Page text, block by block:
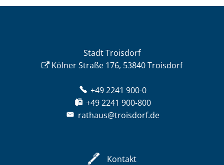
Stadt Troisdorf
Kölner Straße 176, 53840 Troisdorf
+49 2241 900-0
+49 2241 900-800
rathaus@troisdorf.de
Kontakt